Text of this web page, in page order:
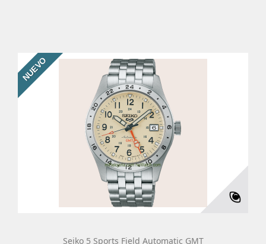
Seiko 5 Sports Field Automatic GMT
NUEVO